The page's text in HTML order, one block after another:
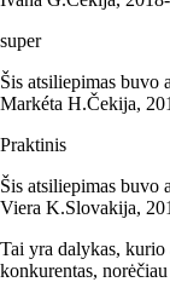
super
Šis atsiliepimas buvo
Markéta H.Čekija,
Praktinis
Šis atsiliepimas buvo
Viera K.Slovakija,
Tai yra dalykas,
konkurentas,